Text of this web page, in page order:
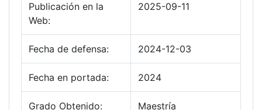
Publicación en la
Web:
2025-09-11
Fecha de defensa: 2024-12-03
Fecha en portada: 2024
Grado Obtenido: Maestría